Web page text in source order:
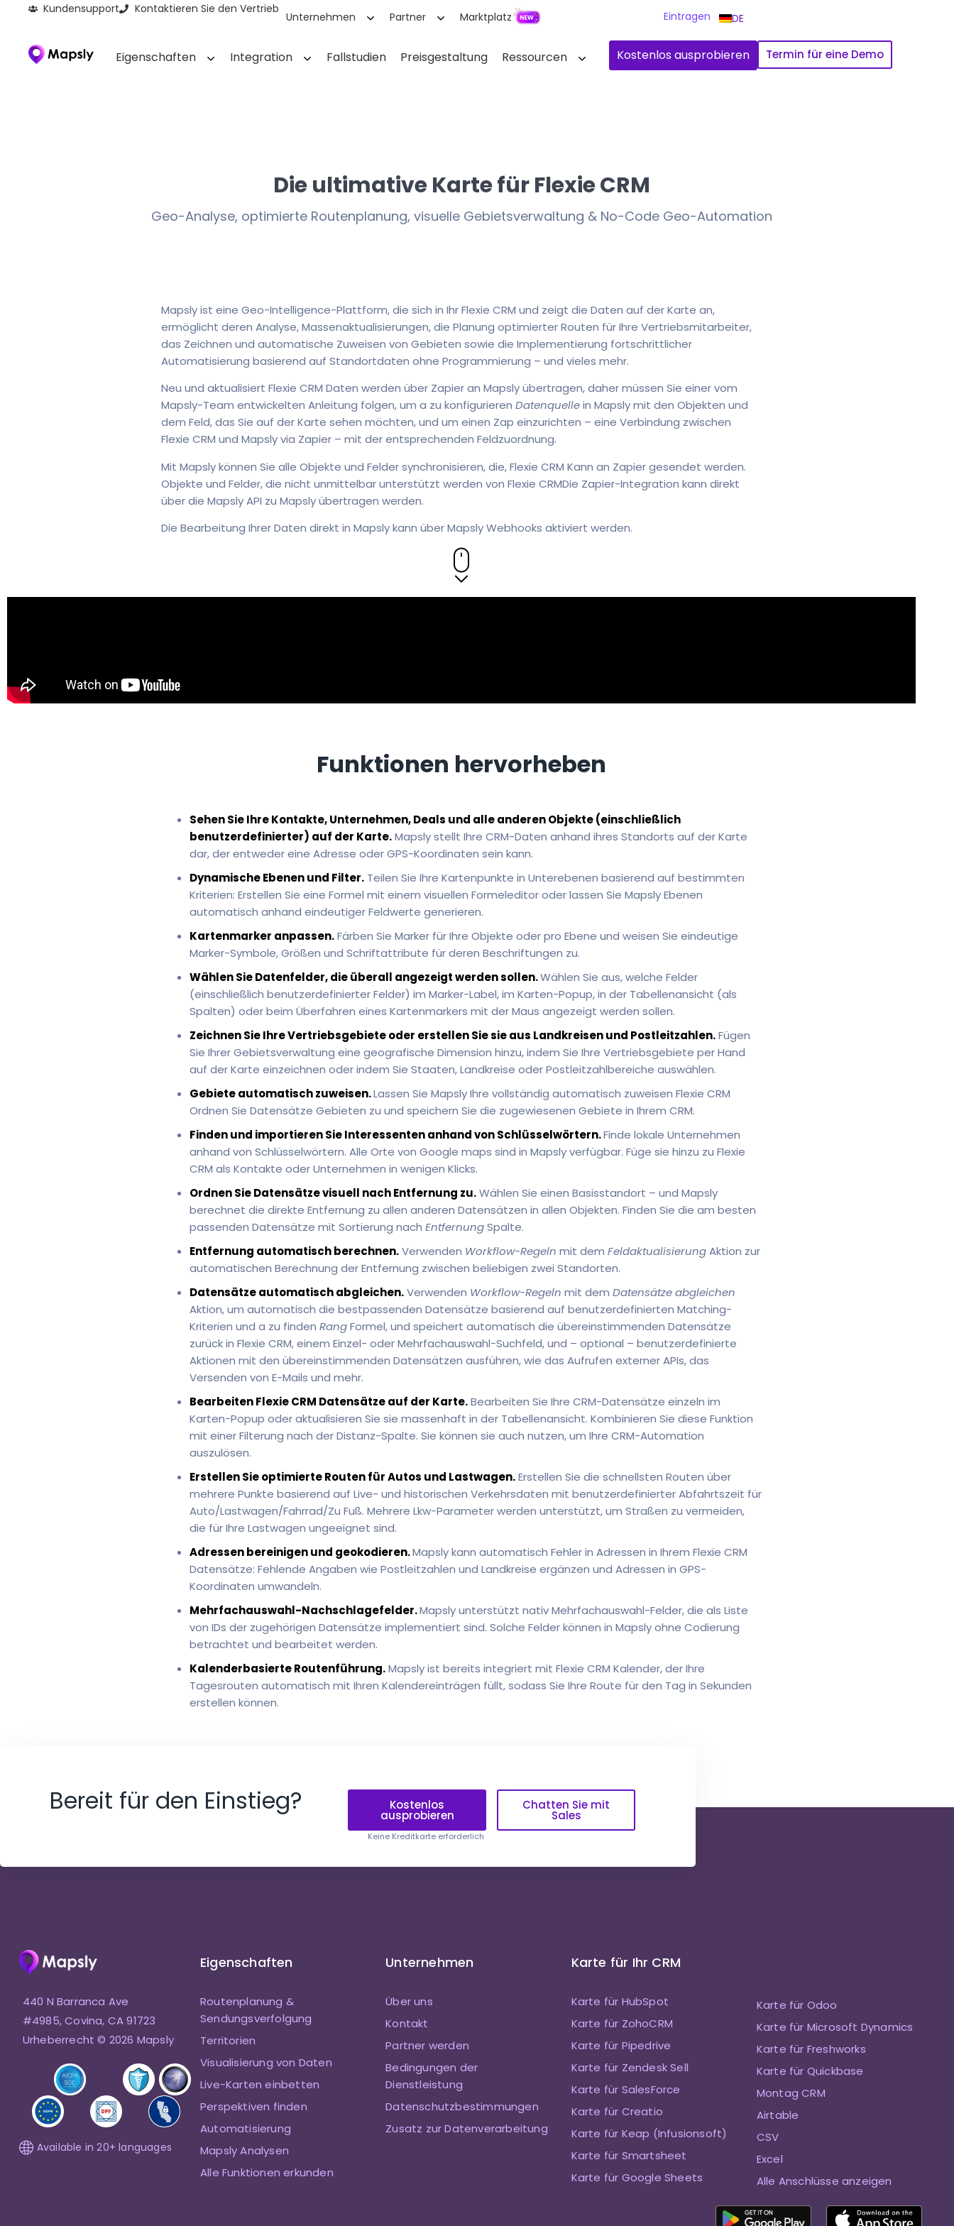
Kundensupport Kontaktieren Sie den Vertrieb
Unternehmen Partner Marktplatz Eintragen DE
Eigenschaften Integration Fallstudien Preisgestaltung Ressourcen Kostenlos ausprobieren Termin für eine Demo
Die ultimative Karte für Flexie CRM
Geo-Analyse, optimierte Routenplanung, visuelle Gebietsverwaltung & No-Code Geo-Automation
Mapsly ist eine Geo-Intelligence-Plattform, die sich in Ihr Flexie CRM und zeigt die Daten auf der Karte an,
ermöglicht deren Analyse, Massenaktualisierungen, die Planung optimierter Routen für Ihre Vertriebsmitarbeiter,
das Zeichnen und automatische Zuweisen von Gebieten sowie die Implementierung fortschrittlicher
Automatisierung basierend auf Standortdaten ohne Programmierung – und vieles mehr.
Neu und aktualisiert Flexie CRM Daten werden über Zapier an Mapsly übertragen, daher müssen Sie einer vom
Mapsly-Team entwickelten Anleitung folgen, um a zu konfigurieren Datenquellein Mapsly mit den Objekten und
dem Feld, das Sie auf der Karte sehen möchten, und um einen Zap einzurichten – eine Verbindung zwischen
Flexie CRM und Mapsly via Zapier – mit der entsprechenden Feldzuordnung.
Mit Mapsly können Sie alle Objekte und Felder synchronisieren, die, Flexie CRM Kann an Zapier gesendet werden.
Objekte und Felder, die nicht unmittelbar unterstützt werden von Flexie CRMDie Zapier-Integration kann direkt
über die Mapsly API zu Mapsly übertragen werden.
Die Bearbeitung Ihrer Daten direkt in Mapsly kann über Mapsly Webhooks aktiviert werden.
Funktionen hervorheben
Sehen Sie Ihre Kontakte, Unternehmen, Deals und alle anderen Objekte (einschließlich
benutzerdefinierter) auf der Karte.Mapsly stellt Ihre CRM-Daten anhand ihres Standorts auf der Karte
dar, der entweder eine Adresse oder GPS-Koordinaten sein kann.
Dynamische Ebenen und Filter.Teilen Sie Ihre Kartenpunkte in Unterebenen basierend auf bestimmten
Kriterien: Erstellen Sie eine Formel mit einem visuellen Formeleditor oder lassen Sie Mapsly Ebenen
automatisch anhand eindeutiger Feldwerte generieren.
Kartenmarker anpassen.Färben Sie Marker für Ihre Objekte oder pro Ebene und weisen Sie eindeutige
Marker-Symbole, Größen und Schriftattribute für deren Beschriftungen zu.
Wählen Sie Datenfelder, die überall angezeigt werden sollen.Wählen Sie aus, welche Felder
(einschließlich benutzerdefinierter Felder) im Marker-Label, im Karten-Popup, in der Tabellenansicht (als
Spalten) oder beim Überfahren eines Kartenmarkers mit der Maus angezeigt werden sollen.
Zeichnen Sie Ihre Vertriebsgebiete oder erstellen Sie sie aus Landkreisen und Postleitzahlen.Fügen
Sie Ihrer Gebietsverwaltung eine geografische Dimension hinzu, indem Sie Ihre Vertriebsgebiete per Hand
auf der Karte einzeichnen oder indem Sie Staaten, Landkreise oder Postleitzahlbereiche auswählen.
Gebiete automatisch zuweisen.Lassen Sie Mapsly Ihre vollständig automatisch zuweisen Flexie CRM
Ordnen Sie Datensätze Gebieten zu und speichern Sie die zugewiesenen Gebiete in Ihrem CRM.
Finden und importieren Sie Interessenten anhand von Schlüsselwörtern.Finde lokale Unternehmen
anhand von Schlüsselwörtern. Alle Orte von Google maps sind in Mapsly verfügbar. Füge sie hinzu zu Flexie
CRM als Kontakte oder Unternehmen in wenigen Klicks.
Ordnen Sie Datensätze visuell nach Entfernung zu.Wählen Sie einen Basisstandort – und Mapsly
berechnet die direkte Entfernung zu allen anderen Datensätzen in allen Objekten. Finden Sie die am besten
passenden Datensätze mit Sortierung nach EntfernungSpalte.
Entfernung automatisch berechnen.Verwenden Workflow-Regeln mit dem FeldaktualisierungAktion zur
automatischen Berechnung der Entfernung zwischen beliebigen zwei Standorten.
Datensätze automatisch abgleichen.Verwenden Workflow-Regeln mit dem Datensätze abgleichen
Aktion, um automatisch die bestpassenden Datensätze basierend auf benutzerdefinierten Matching-
Kriterien und a zu finden RangFormel, und speichert automatisch die übereinstimmenden Datensätze
zurück in Flexie CRM, einem Einzel- oder Mehrfachauswahl-Suchfeld, und – optional – benutzerdefinierte
Aktionen mit den übereinstimmenden Datensätzen ausführen, wie das Aufrufen externer APIs, das
Versenden von E-Mails und mehr.
Bearbeiten Flexie CRM Datensätze auf der Karte.Bearbeiten Sie Ihre CRM-Datensätze einzeln im
Karten-Popup oder aktualisieren Sie sie massenhaft in der Tabellenansicht. Kombinieren Sie diese Funktion
mit einer Filterung nach der Distanz-Spalte. Sie können sie auch nutzen, um Ihre CRM-Automation
auszulösen.
Erstellen Sie optimierte Routen für Autos und Lastwagen.Erstellen Sie die schnellsten Routen über
mehrere Punkte basierend auf Live- und historischen Verkehrsdaten mit benutzerdefinierter Abfahrtszeit für
Auto/Lastwagen/Fahrrad/Zu Fuß. Mehrere Lkw-Parameter werden unterstützt, um Straßen zu vermeiden,
die für Ihre Lastwagen ungeeignet sind.
Adressen bereinigen und geokodieren.Mapsly kann automatisch Fehler in Adressen in Ihrem Flexie CRM
Datensätze: Fehlende Angaben wie Postleitzahlen und Landkreise ergänzen und Adressen in GPS-
Koordinaten umwandeln.
Mehrfachauswahl-Nachschlagefelder.Mapsly unterstützt nativ Mehrfachauswahl-Felder, die als Liste
von IDs der zugehörigen Datensätze implementiert sind. Solche Felder können in Mapsly ohne Codierung
betrachtet und bearbeitet werden.
Kalenderbasierte Routenführung.Mapsly ist bereits integriert mit Flexie CRM Kalender, der Ihre
Tagesrouten automatisch mit Ihren Kalendereinträgen füllt, sodass Sie Ihre Route für den Tag in Sekunden
erstellen können.
Bereit für den Einstieg? Kostenlos
ausprobieren
Chatten Sie mit
Sales
Keine Kreditkarte erforderlich
440 N Barranca Ave
#4985, Covina, CA 91723
Urheberrecht © 2026 Mapsly
Available in 20+ languages
Eigenschaften
Routenplanung &
Sendungsverfolgung
Territorien
Visualisierung von Daten
Live-Karten einbetten
Perspektiven finden
Automatisierung
Mapsly Analysen
Alle Funktionen erkunden
Unternehmen
Über uns
Kontakt
Partner werden
Bedingungen der
Dienstleistung
Datenschutzbestimmungen
Zusatz zur Datenverarbeitung
Karte für Ihr CRM
Karte für HubSpot
Karte für ZohoCRM
Karte für Pipedrive
Karte für Zendesk Sell
Karte für SalesForce
Karte für Creatio
Karte für Keap (Infusionsoft)
Karte für Smartsheet
Karte für Google Sheets
Karte für Odoo
Karte für Microsoft Dynamics
Karte für Freshworks
Karte für Quickbase
Montag CRM
Airtable
CSV
Excel
Alle Anschlüsse anzeigen